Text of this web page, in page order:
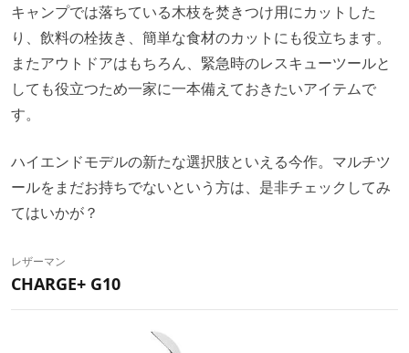
キャンプでは落ちている木枝を焚きつけ用にカットした
り、飲料の栓抜き、簡単な食材のカットにも役立ちます。
またアウトドアはもちろん、緊急時のレスキューツールと
しても役立つため一家に一本備えておきたいアイテムで
す。
ハイエンドモデルの新たな選択肢といえる今作。マルチツ
ールをまだお持ちでないという方は、是非チェックしてみ
てはいかが？
レザーマン
CHARGE+ G10